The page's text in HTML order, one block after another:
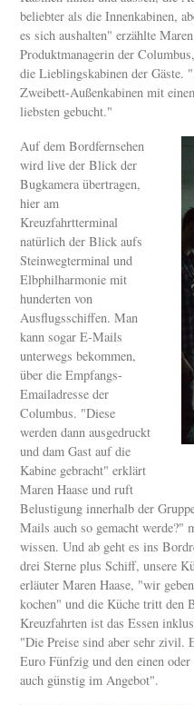
beliebter als die Innenkabinen,
es sich aushalten" erzählte
Produktmanagerin der
die Lieblingskabinen der Gäste.
Zweibett-Außenkabinen mit
liebsten gebucht."
Auf dem Bordfernsehen
wird live der Blick der
Bugkamera übertragen,
hier am
Kreuzfahrtterminal
natürlich der Blick aufs
Steinwegterminal und
Elbphilharmonie mit
hunderten von
Ausflugsschiffen. Man
kann sogar E-Mails
unterwegs bekommen,
über die Empfangs-
Emailadresse der
Columbus. "Diese
werden dann ausgedruckt
und dam Gast auf die
Kabine gebracht" erklärt
Maren Haase und ruft
Belustigung innerhalb der
Mails auch so gemacht werde?"
wissen. Und ab geht es ins
drei Sterne plus Schiff, unsere
erläuter Maren Haase, "wir
kochen" und die Küche tritt den
Kreuzfahrten ist das Essen
"Die Preise sind aber sehr zivil.
Euro Fünfzig und den einen
auch günstig im Angebot".